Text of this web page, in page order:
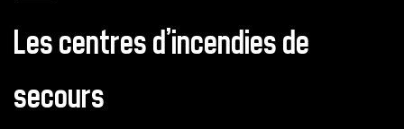
Les centres d'incendies de
secours